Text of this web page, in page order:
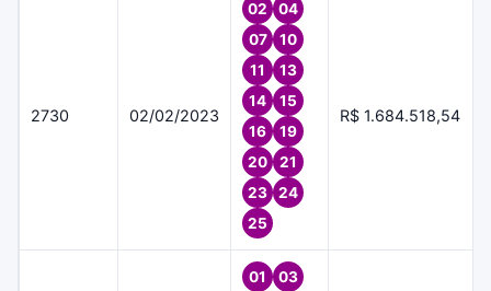
2730 02/02/2023
02
04
07
10
11
13
14
15
16
19
20
21
23
24
25
R$ 1.684.518,54
01
03